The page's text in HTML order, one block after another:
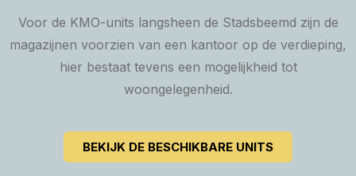
Voor de KMO-units langsheen de Stadsbeemd zijn de
magazijnen voorzien van een kantoor op de verdieping,
hier bestaat tevens een mogelijkheid tot
woongelegenheid.
BEKIJK DE BESCHIKBARE UNITS